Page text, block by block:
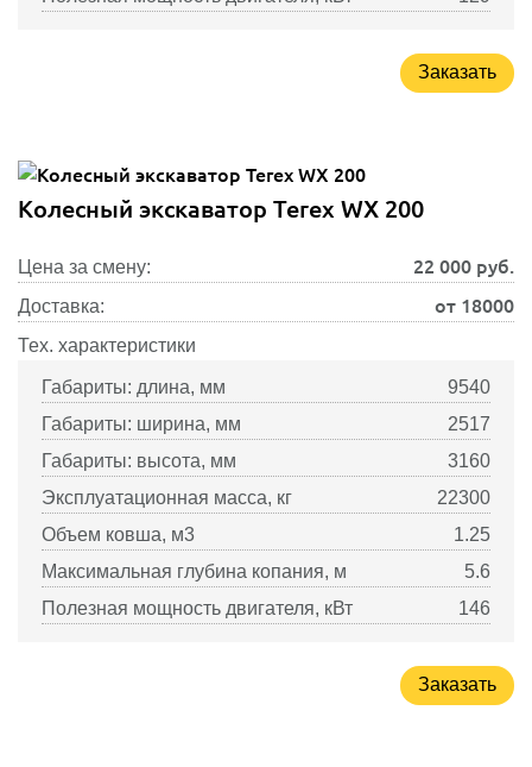
Заказать
Колесный экскаватор Terex WX 200
Цена за смену: 22 000 руб.
Доставка: от 18000
Тех. характеристики
Габариты: длина, мм
9540
Габариты: ширина, мм
2517
Габариты: высота, мм
3160
Эксплуатационная масса, кг
22300
Объем ковша, м3
1.25
Максимальная глубина копания, м
5.6
Полезная мощность двигателя, кВт
146
Заказать